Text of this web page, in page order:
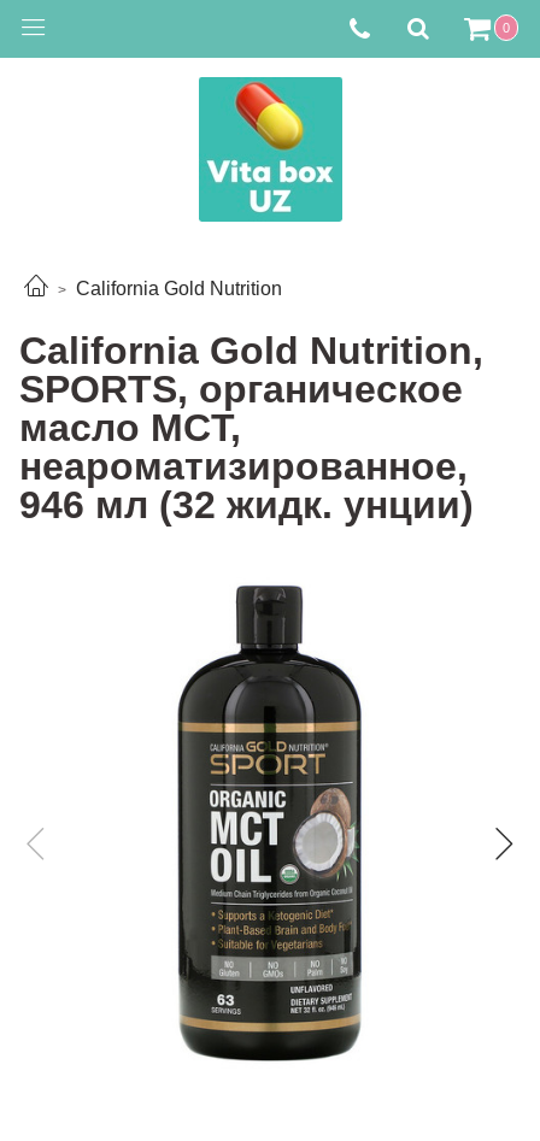
0
California Gold Nutrition
California Gold Nutrition,
SPORTS, органическое
масло MCT,
неароматизированное,
946 мл (32 жидк. унции)